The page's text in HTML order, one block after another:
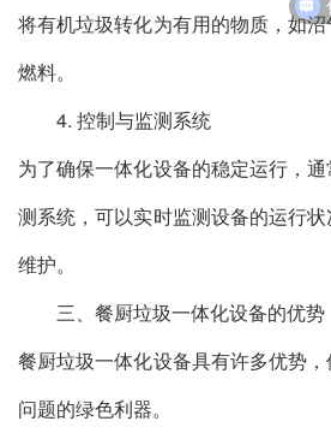
将有机垃圾转化为有用的物质，如
燃料。
4. 控制与监测系统
为了确保一体化设备的稳定运行，通
测系统，可以实时监测设备的运行
维护。
三、餐厨垃圾一体化设备的优势
餐厨垃圾一体化设备具有许多优势
问题的绿色利器。